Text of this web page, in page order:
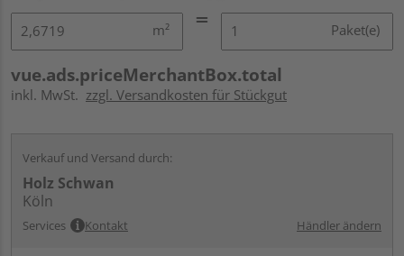
m² Paket(e)
vue.ads.priceMerchantBox.total
inkl. MwSt. zzgl. Versandkosten für Stückgut
Verkauf und Versand durch:
Holz Schwan
Köln
Services Kontakt Händler ändern